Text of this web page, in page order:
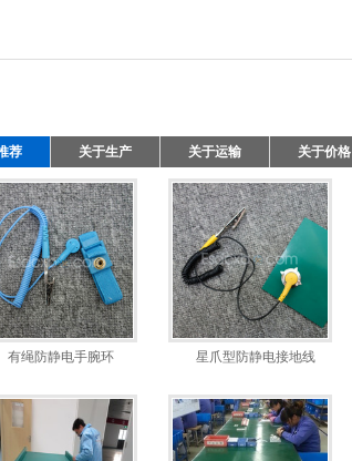
荐 关于生产 关于运输 关于价格
有绳防静电手腕环 星爪型防静电接地线